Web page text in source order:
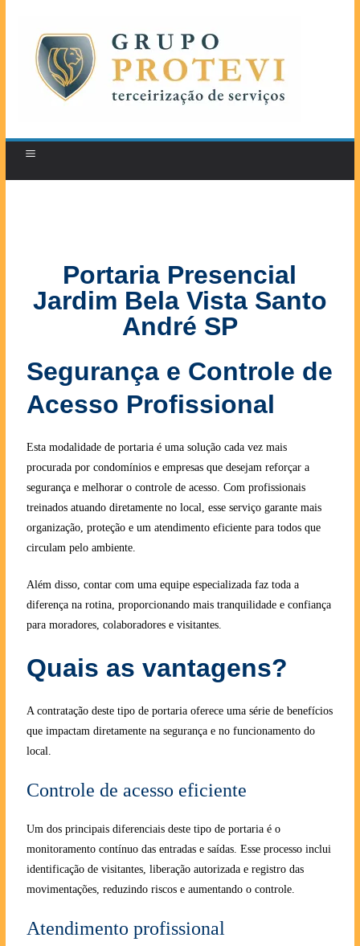
Portaria Presencial
Jardim Bela Vista Santo
André SP
Segurança e Controle de
Acesso Profissional
Esta modalidade de portaria é uma solução cada vez mais
procurada por condomínios e empresas que desejam reforçar a
segurança e melhorar o controle de acesso. Com profissionais
treinados atuando diretamente no local, esse serviço garante mais
organização, proteção e um atendimento eficiente para todos que
circulam pelo ambiente.
Além disso, contar com uma equipe especializada faz toda a
diferença na rotina, proporcionando mais tranquilidade e confiança
para moradores, colaboradores e visitantes.
Quais as vantagens?
A contratação deste tipo de portaria oferece uma série de benefícios
que impactam diretamente na segurança e no funcionamento do
local.
Controle de acesso eficiente
Um dos principais diferenciais deste tipo de portaria é o
monitoramento contínuo das entradas e saídas. Esse processo inclui
identificação de visitantes, liberação autorizada e registro das
movimentações, reduzindo riscos e aumentando o controle.
Atendimento profissional